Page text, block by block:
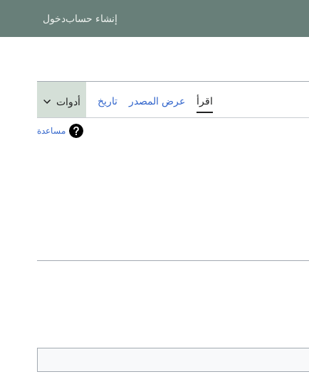
إنشاء حسابدخول
اقرأ عرض المصدر تاريخ أدوات
مساعدة